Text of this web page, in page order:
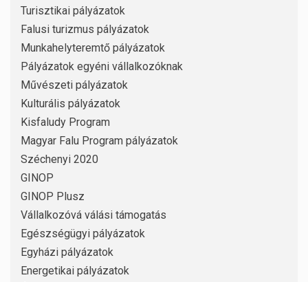
Turisztikai pályázatok
Falusi turizmus pályázatok
Munkahelyteremtő pályázatok
Pályázatok egyéni vállalkozóknak
Művészeti pályázatok
Kulturális pályázatok
Kisfaludy Program
Magyar Falu Program pályázatok
Széchenyi 2020
GINOP
GINOP Plusz
Vállalkozóvá válási támogatás
Egészségügyi pályázatok
Egyházi pályázatok
Energetikai pályázatok